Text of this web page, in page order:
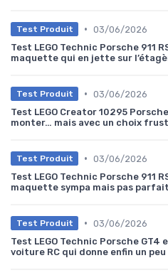
Test Produit • 03/06/2026
Test LEGO Technic Porsche 911
maquette qui en jette sur
Test Produit • 03/06/2026
Test LEGO Creator 10295
monter… mais avec un choix
Test Produit • 03/06/2026
Test LEGO Technic Porsche 911
maquette sympa mais pas
Test Produit • 03/06/2026
Test LEGO Technic Porsche
voiture RC qui donne enfin un peu